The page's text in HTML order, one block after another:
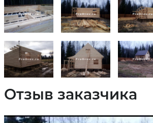
Отзыв заказчика